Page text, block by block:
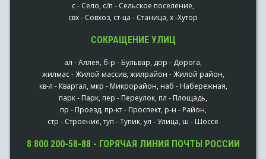
с - Село, с/п - Сельское поселение,
свх - Совхоз, ст-ца - Станица, х -Хутор
СОКРАЩЕНИЕ УЛИЦ
ал - Аллея, б-р - Бульвар, дор - Дорога,
жилмас - Жилой массив, жилрайон - Жилой район,
кв-л - Квартал, мкр - Микрорайон, наб - Набережная,
парк - Парк, пер - Переулок, пл - Площадь,
пр - Проезд, пр-кт - Проспект, р-н - Район,
стр - Строение, туп - Тупик, ул - Улица, ш - Шоссе
8 800 200-58-88 - ГОРЯЧАЯ ЛИНИЯ ПОЧТЫ РОССИИ